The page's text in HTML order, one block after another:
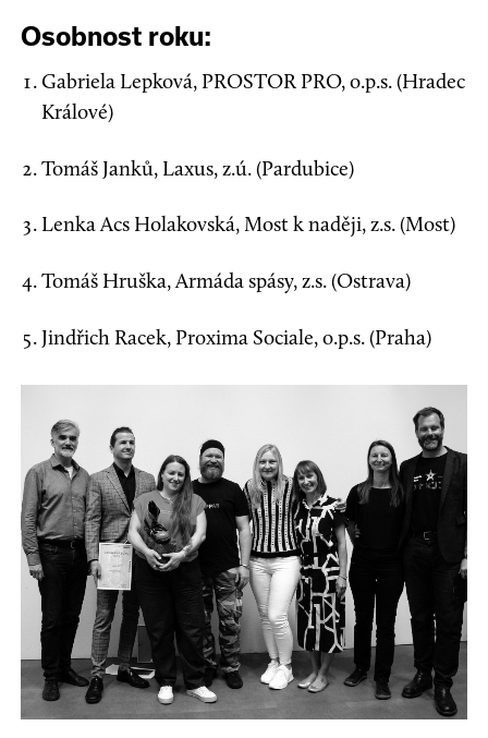
Osobnost roku:
Gabriela Lepková, PROSTOR PRO, o.p.s. (Hradec
Králové)
Tomáš Janků, Laxus, z.ú. (Pardubice)
Lenka Acs Holakovská, Most k naději, z.s. (Most)
Tomáš Hruška, Armáda spásy, z.s. (Ostrava)
Jindřich Racek, Proxima Sociale, o.p.s. (Praha)